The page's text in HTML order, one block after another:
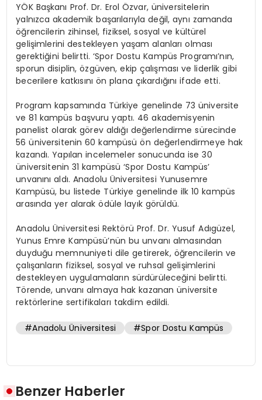
YÖK Başkanı Prof. Dr. Erol Özvar, üniversitelerin
yalnızca akademik başarılarıyla değil, aynı zamanda
öğrencilerin zihinsel, fiziksel, sosyal ve kültürel
gelişimlerini destekleyen yaşam alanları olması
gerektiğini belirtti. ‘Spor Dostu Kampüs Programı’nın,
sporun disiplin, özgüven, ekip çalışması ve liderlik gibi
becerilere katkısını ön plana çıkardığını ifade etti.
Program kapsamında Türkiye genelinde 73 üniversite
ve 81 kampüs başvuru yaptı. 46 akademisyenin
panelist olarak görev aldığı değerlendirme sürecinde
56 üniversitenin 60 kampüsü ön değerlendirmeye hak
kazandı. Yapılan incelemeler sonucunda ise 30
üniversitenin 31 kampüsü ‘Spor Dostu Kampüs’
unvanını aldı. Anadolu Üniversitesi Yunusemre
Kampüsü, bu listede Türkiye genelinde ilk 10 kampüs
arasında yer alarak ödüle layık görüldü.
Anadolu Üniversitesi Rektörü Prof. Dr. Yusuf Adıgüzel,
Yunus Emre Kampüsü’nün bu unvanı almasından
duyduğu memnuniyeti dile getirerek, öğrencilerin ve
çalışanların fiziksel, sosyal ve ruhsal gelişimlerini
destekleyen uygulamaların sürdürüleceğini belirtti.
Törende, unvanı almaya hak kazanan üniversite
rektörlerine sertifikaları takdim edildi.
#Anadolu Üniversitesi #Spor Dostu Kampüs
Benzer Haberler